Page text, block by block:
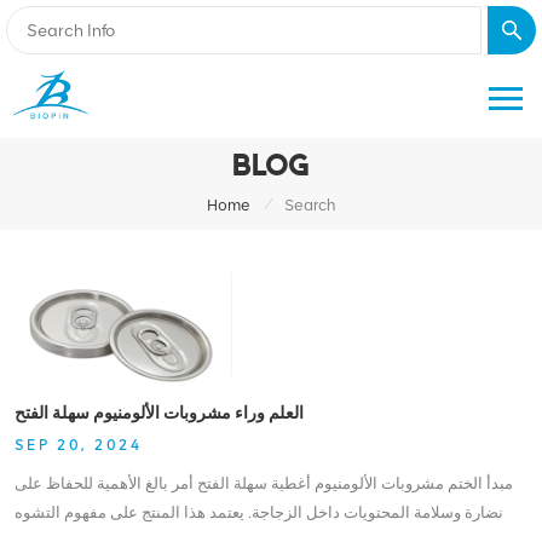
BLOG
Home / Search
العلم وراء مشروبات الألومنيوم سهلة الفتح
SEP 20, 2024
مبدأ الختم مشروبات الألومنيوم أغطية سهلة الفتح أمر بالغ الأهمية للحفاظ على
نضارة وسلامة المحتويات داخل الزجاجة. يعتمد هذا المنتج على مفهوم التشوه